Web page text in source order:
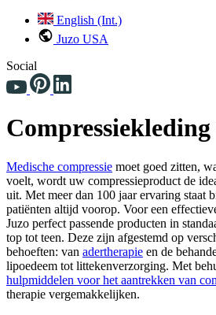
English (Int.)
Juzo USA
Social
Medische compressie moet goed zitten,
voelt, wordt uw compressieproduct de
uit. Met meer dan 100 jaar ervaring staat
patiënten altijd voorop. Voor een
Juzo perfect passende producten in
top tot teen. Deze zijn afgestemd op
behoeften: van adertherapie en de
lipoedeem tot littekenverzorging. Met
hulpmiddelen voor het aantrekken van
therapie vergemakkelijken.